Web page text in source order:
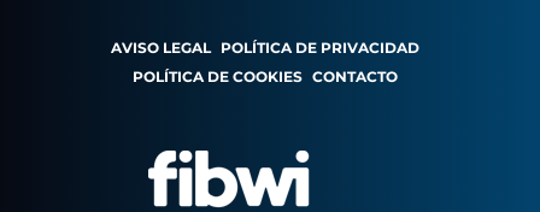
AVISO LEGAL POLÍTICA DE PRIVACIDAD
POLÍTICA DE COOKIES CONTACTO